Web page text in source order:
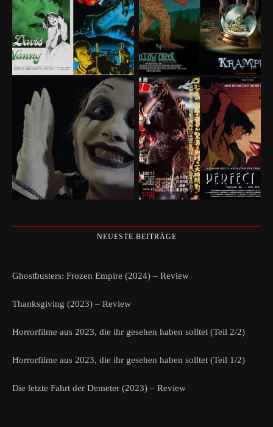
NEUESTE BEITRÄGE
Ghostbusters: Frozen Empire (2024) – Review
Thanksgiving (2023) – Review
Horrorfilme aus 2023, die ihr gesehen haben solltet (Teil 2/2)
Horrorfilme aus 2023, die ihr gesehen haben solltet (Teil 1/2)
Die letzte Fahrt der Demeter (2023) – Review